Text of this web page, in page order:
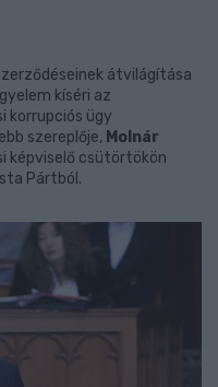
átvilágítása
kíséri az
ügy
szereplője, Molnár
képviselő csütörtökön
Pártból.